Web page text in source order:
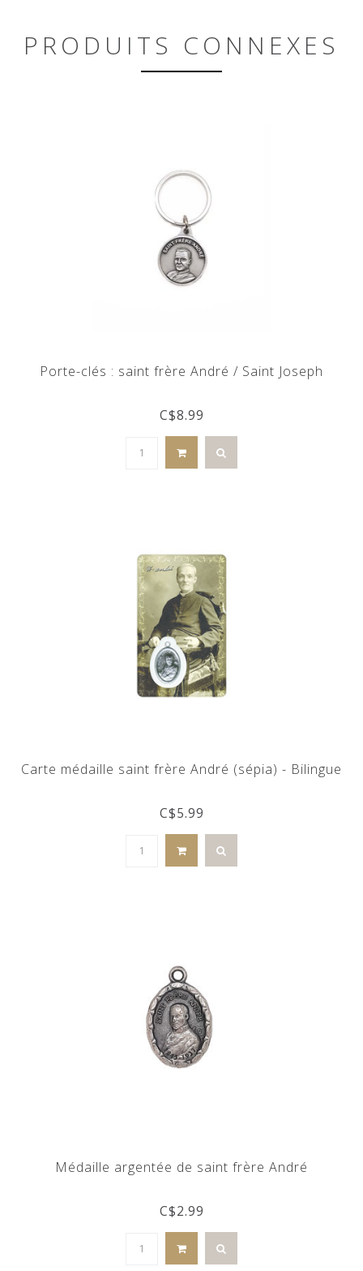
PRODUITS CONNEXES
Porte-clés : saint frère André / Saint Joseph
C$8.99
Carte médaille saint frère André (sépia) - Bilingue
C$5.99
Médaille argentée de saint frère André
C$2.99